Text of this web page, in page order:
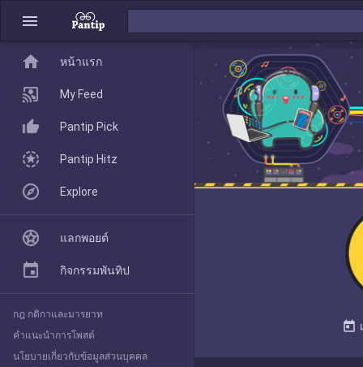
menu
today
home
Pantip Pick
Explore
home หน้าแรก
My Feed
Pantip Pick
Pantip Hitz
Explore
แลกพอยต์
กิจกรรมพันทิป
กฎ กติกาและมารยาท
คำแนะนำการโพสต์
นโยบายเกี่ยวกับข้อมูลส่วนบุคคล